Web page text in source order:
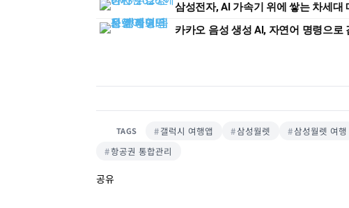
삼성전자, AI 가속기 위에 쌓는 차세대
카카오 음성 생성 AI, 자연어 명령으로
TAGS 갤럭시 여행앱 삼성월렛 삼성월렛 여행
항공권 통합관리
공유